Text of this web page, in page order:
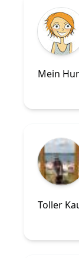
Mein
Toller